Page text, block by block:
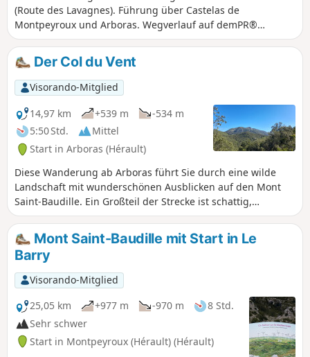
(Route des Lavagnes). Führung über Castelas de
Montpeyroux und Arboras. Wegverlauf auf demPR®
Montpeyroux-Arboras und demGR®653(Jakobsweg „Voie
d'Arles“). Zwei kleine Rundwege um Arboras können
umgangen werden, wodurch sich die Rundwanderung um
etwa 3 km verkürzt.
Der Col du Vent
Visorando-Mitglied
14,97 km
+539 m
-534 m
5:50 Std.
Mittel
Start in Arboras (Hérault)
Diese Wanderung ab Arboras führt Sie durch eine wilde
Landschaft mit wunderschönen Ausblicken auf den Mont
Saint-Baudille. Ein Großteil der Strecke ist schattig,
entweder im Unterholz oder im wunderschönen Wald von
Parlatges, sodass Sie diese Wanderung auch bei
Sonnenschein unternehmen können. Die vorgeschlagenen
Wege sind leicht (sanfte Steigung und sehr wenige Steine),
aber da sie nicht markiert sind, muss man sich gut
orientieren können.
Mont Saint-Baudille mit Start in Le
Barry
Visorando-Mitglied
25,05 km
+977 m -970 m
8 Std.
Sehr schwer
Start in Montpeyroux (Hérault) (Hérault)